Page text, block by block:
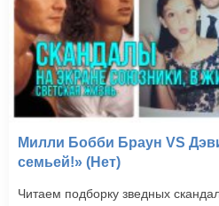
Милли Бобби Браун VS
семьей!» (Нет)
Читаем подборку зведных